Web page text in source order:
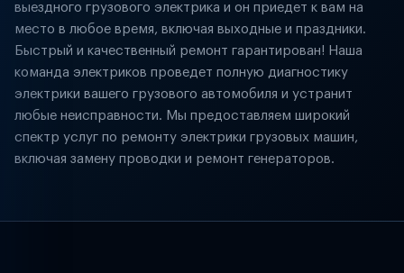
выездного грузового электрика и он приедет к вам на
место в любое время, включая выходные и праздники.
Быстрый и качественный ремонт гарантирован! Наша
команда электриков проведет полную диагностику
электрики вашего грузового автомобиля и устранит
любые неисправности. Мы предоставляем широкий
спектр услуг по ремонту электрики грузовых машин,
включая замену проводки и ремонт генераторов.